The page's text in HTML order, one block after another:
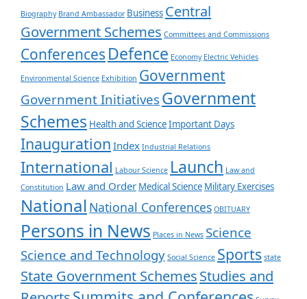
Biography Brand Ambassador Business Central
Government Schemes Committees and Commissions
Conferences Defence Economy Electric Vehicles
Environmental Science Exhibition Government
Government Initiatives Government
Schemes Health and ScienceImportant Days
Inauguration Index Industrial Relations
International Labour Science Launch Law and
Constitution Law and Order Medical Science Military Exercises
National National Conferences OBITUARY
Persons in News Places in News Science
Science and Technology Social Science Sports state
State Government SchemesStudies and